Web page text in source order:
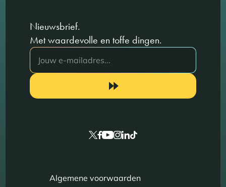
Nieuwsbrief.
Met waardevolle en toffe dingen.
Algemene voorwaarden